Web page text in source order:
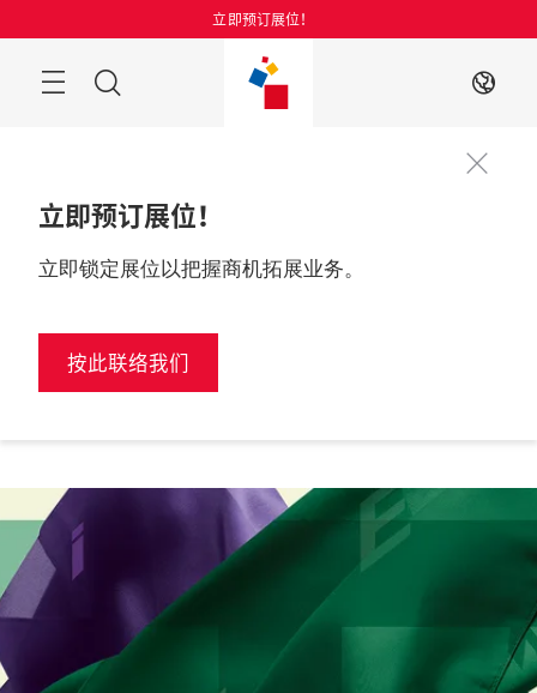
过
立即预订展位！
菜
ZH
立即预订展位！
立即锁定展位以把握商机拓展业务。
按此联络我们
2027年6月
立即预订展